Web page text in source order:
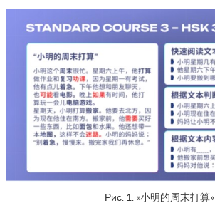
Рис. 1. «小明的周末打算»